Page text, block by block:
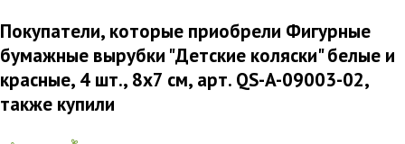
Покупатели, которые приобрели Фигурные
бумажные вырубки "Детские коляски" белые и
красные, 4 шт., 8х7 см, арт. QS-A-09003-02,
также купили